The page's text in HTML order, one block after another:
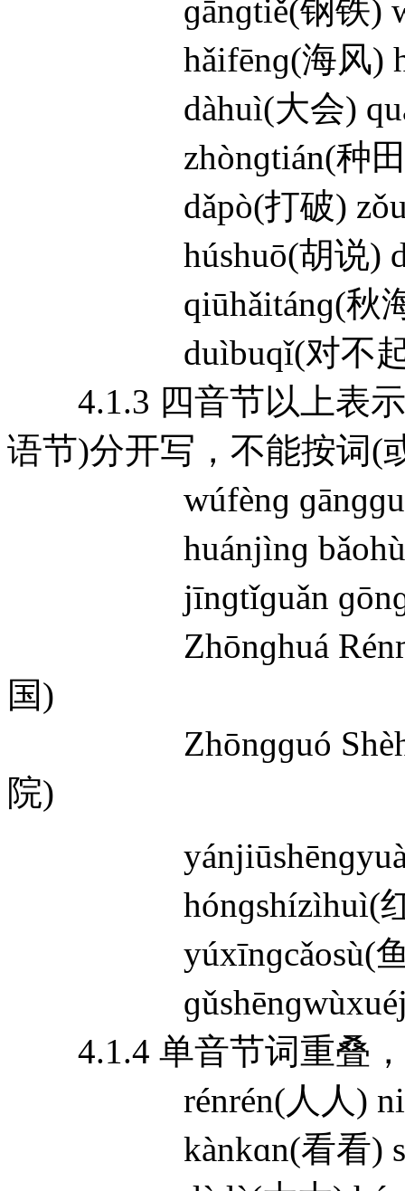
ɡānɡtiě(钢铁)
hǎifēnɡ(海风)
dàhuì(大会)
zhònɡtián(种田)
dǎpò(打破)
húshuō(胡说)
qiūhǎitánɡ(秋海棠)
duìbuqǐ(对不起)
4.1.3 四音节以上表示
语节)分开写，不能按词(
wúfènɡ
huánjìnɡ bǎohù
jīnɡtǐɡuǎn ɡōnɡlǜ
Zhōnɡhuá Rénmín
国)
Zhōnɡɡuó Shèhuì
院)
yánjiūshēnɡyuàn(
hónɡshízìhuì(红
yúxīnɡcǎosù(鱼
ɡǔshēnɡwùxuéjiā(
4.1.4 单音节词重叠，
rénrén(人人)
kànkɑn(看看)